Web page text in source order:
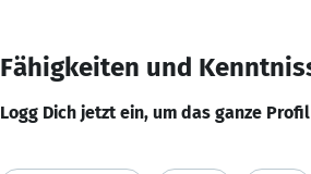
Fähigkeiten und
Logg Dich jetzt ein, um das ganze